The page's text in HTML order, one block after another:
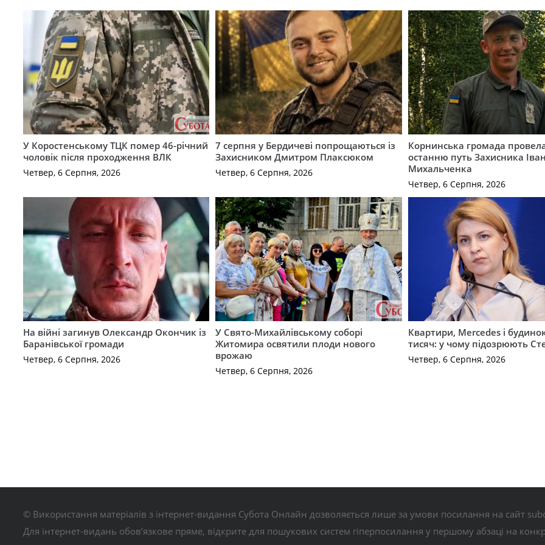
У Коростенському ТЦК помер 46-річний
чоловік після проходження ВЛК
Четвер, 6 Серпня, 2026
7 серпня у Бердичеві попрощаються із
Захисником Дмитром Плаксюком
Четвер, 6 Серпня, 2026
Корнинська громада
останню путь Захисника
Михальченка
Четвер, 6 Серпня, 2026
На війні загинув Олександр Окончик із
Баранівської громади
Четвер, 6 Серпня, 2026
У Свято-Михайлівському соборі
Житомира освятили плоди нового
врожаю
Четвер, 6 Серпня, 2026
Квартири, Mercedes і
тисяч: у чому підозрюють
Четвер, 6 Серпня, 2026
© Використання матеріалів з інтернет-видання Субота Онлайн дозволяється лише за умови посилання на сайт
Для інтернет-видань обов’язкове пряме, відкрите для пошукових систем гіперпосилання у першому абзаці на